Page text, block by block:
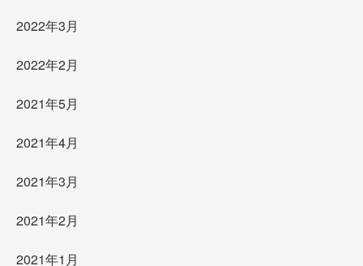
2022年3月
2022年2月
2021年5月
2021年4月
2021年3月
2021年2月
2021年1月